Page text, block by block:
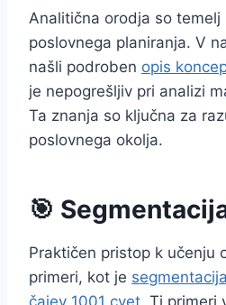
Analitična orodja so temelj
poslovnega planiranja. V
našli podroben opis
je nepogrešljiv pri analizi
Ta znanja so ključna za
poslovnega okolja.
🎯
Praktičen pristop k učenju
primeri, kot je
čajev 1001 cvet. Ti primeri